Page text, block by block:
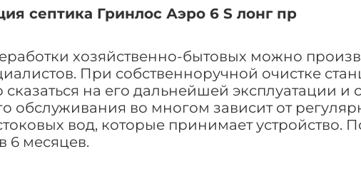
септика Гринлос Аэро 6 S лонг пр
хозяйственно-бытовых можно
При собственноручной очистке
на его дальнейшей эксплуатации и
обслуживания во многом зависит от
вод, которые принимает устройство.
6 месяцев.